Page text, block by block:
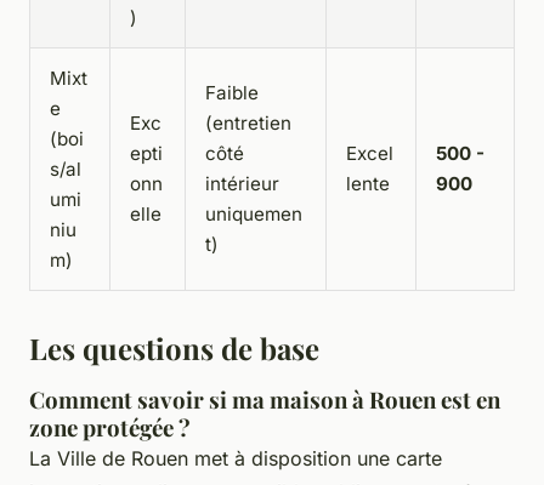
)
Mixt
e
(boi
s/al
umi
niu
m)
Exc
epti
onn
elle
Faible
(entretien
côté
intérieur
uniquemen
t)
Excel
lente
500 -
900
Les questions de base
Comment savoir si ma maison à Rouen est en
zone protégée ?
La Ville de Rouen met à disposition une carte